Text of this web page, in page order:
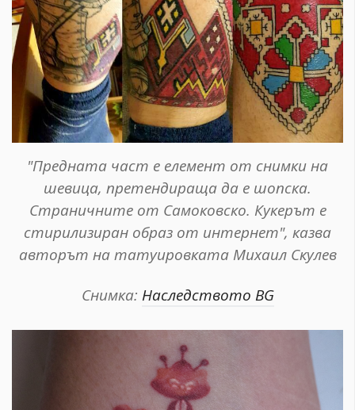
"Предната част е елемент от снимки на
шевица, претендираща да е шопска.
Страничните от Самоковско. Кукерът е
стирилизиран образ от интернет", казва
авторът на татуировката Михаил Скулев
Снимка: Наследството BG